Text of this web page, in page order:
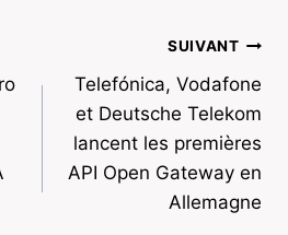
SUIVANT
Telefónica, Vodafone
et Deutsche Telekom
lancent les premières
API Open Gateway en
Allemagne